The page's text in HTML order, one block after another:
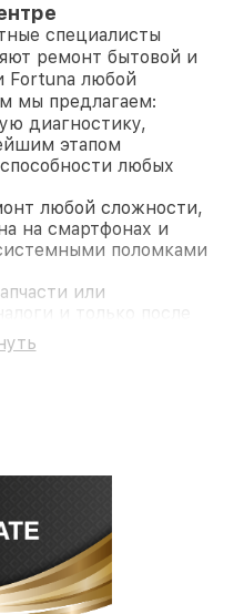
специалисты
ремонт бытовой и
Fortuna любой
мы предлагаем:
диагностику,
этапом
любых
любой сложности,
на смартфонах и
поломками
или
комплектующие
и
ремонтно-